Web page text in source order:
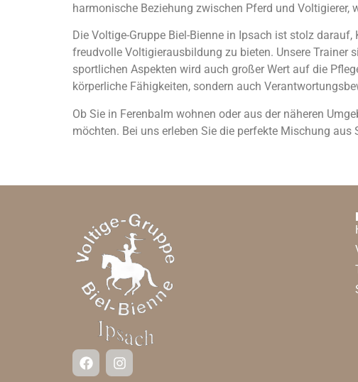
harmonische Beziehung zwischen Pferd und
Die Voltige-Gruppe Biel-Bienne in Ipsach ist stolz
freudvolle Voltigierausbildung zu bieten. Unsere Trainer
sportlichen Aspekten wird auch großer Wert auf die
körperliche Fähigkeiten, sondern auch
Ob Sie in Ferenbalm wohnen oder aus der näheren
möchten. Bei uns erleben Sie die perfekte Mischung